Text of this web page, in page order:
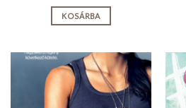
KOSÁRBA